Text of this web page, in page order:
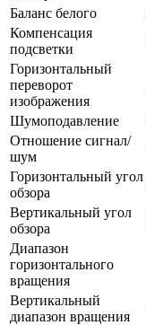
Баланс белого
Компенсация
подсветки
Горизонтальный
переворот
изображения
Шумоподавление
Отношение сигнал/
шум
Горизонтальный угол
обзора
Вертикальный угол
обзора
Диапазон
горизонтального
вращения
Вертикальный
диапазон вращения